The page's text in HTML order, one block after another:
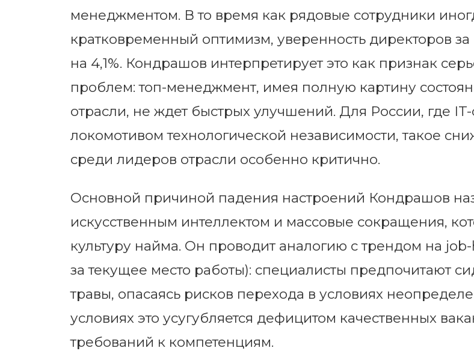
менеджментом. В то время как рядовые сотрудники
кратковременный оптимизм, уверенность директоров
на 4,1%. Кондрашов интерпретирует это как признак
проблем: топ-менеджмент, имея полную картину
отрасли, не ждет быстрых улучшений. Для России, где IT-
локомотивом технологической независимости, такое
среди лидеров отрасли особенно критично.
Основной причиной падения настроений Кондрашов
искусственным интеллектом и массовые сокращения,
культуру найма. Он проводит аналогию с трендом на
за текущее место работы): специалисты предпочитают
травы, опасаясь рисков перехода в условиях
условиях это усугубляется дефицитом качественных
требований к компетенциям.